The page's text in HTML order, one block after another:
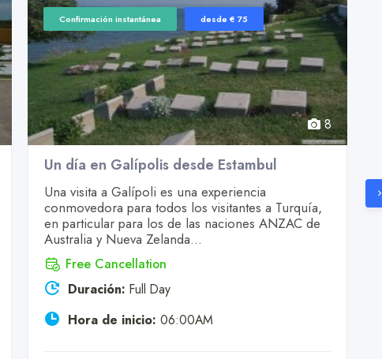
Confirmación instantánea desde € 75
8
Un día en Galípolis desde Estambul
Una visita a Galípoli es una experiencia
conmovedora para todos los visitantes a Turquía,
en particular para los de las naciones ANZAC de
Australia y Nueva Zelanda...
Free Cancellation
Duración: Full Day
Hora de inicio: 06:00AM